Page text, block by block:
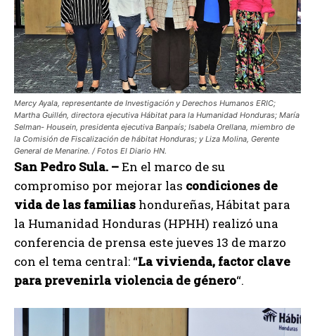
Mercy Ayala, representante de Investigación y Derechos Humanos ERIC;
Martha Guillén, directora ejecutiva Hábitat para la Humanidad Honduras; María
Selman- Housein, presidenta ejecutiva Banpaís; Isabela Orellana, miembro de
la Comisión de Fiscalización de hábitat Honduras; y Liza Molina, Gerente
General de Menarine. / Fotos El Diario HN.
San Pedro Sula. –En el marco de su
compromiso por mejorar las condiciones de
vida de las familias hondureñas, Hábitat para
la Humanidad Honduras (HPHH) realizó una
conferencia de prensa este jueves 13 de marzo
con el tema central: “La vivienda, factor clave
para prevenirla violencia de género“.